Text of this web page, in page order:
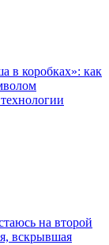
в коробках»: как
на второй
вскрывшая